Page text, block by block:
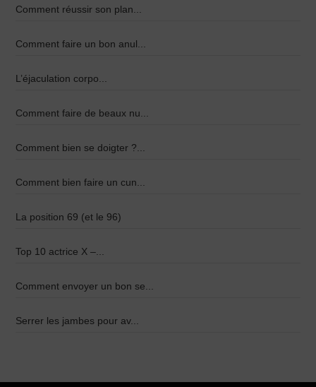
Comment réussir son plan...
Comment faire un bon anul...
L’éjaculation corpo...
Comment faire de beaux nu...
Comment bien se doigter ?...
Comment bien faire un cun...
La position 69 (et le 96)
Top 10 actrice X –...
Comment envoyer un bon se...
Serrer les jambes pour av...